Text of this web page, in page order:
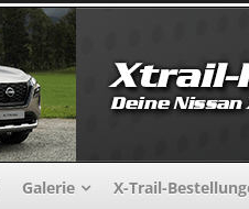
Galerie X-Trail-